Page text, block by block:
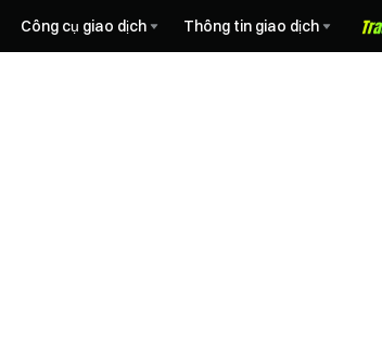
Công cụ giao dịch Thông tin giao dịch